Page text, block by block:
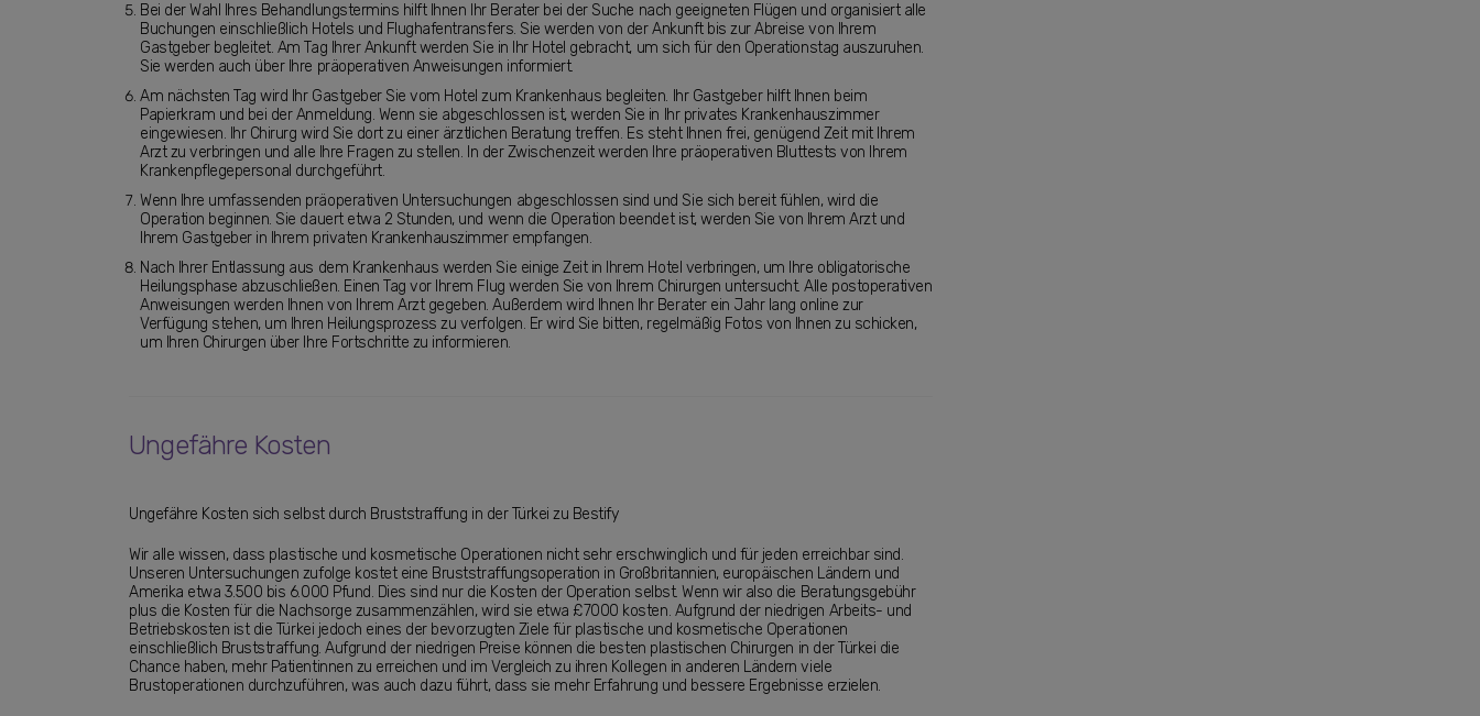
Bei der Wahl Ihres Behandlungstermins hilft Ihnen Ihr Berater bei der Suche nach geeigneten Flügen und organisiert alle
Buchungen einschließlich Hotels und Flughafentransfers. Sie werden von der Ankunft bis zur Abreise von Ihrem
Gastgeber begleitet. Am Tag Ihrer Ankunft werden Sie in Ihr Hotel gebracht, um sich für den Operationstag auszuruhen.
Sie werden auch über Ihre präoperativen Anweisungen informiert.
Am nächsten Tag wird Ihr Gastgeber Sie vom Hotel zum Krankenhaus begleiten. Ihr Gastgeber hilft Ihnen beim
Papierkram und bei der Anmeldung. Wenn sie abgeschlossen ist, werden Sie in Ihr privates Krankenhauszimmer
eingewiesen. Ihr Chirurg wird Sie dort zu einer ärztlichen Beratung treffen. Es steht Ihnen frei, genügend Zeit mit Ihrem
Arzt zu verbringen und alle Ihre Fragen zu stellen. In der Zwischenzeit werden Ihre präoperativen Bluttests von Ihrem
Krankenpflegepersonal durchgeführt.
Wenn Ihre umfassenden präoperativen Untersuchungen abgeschlossen sind und Sie sich bereit fühlen, wird die
Operation beginnen. Sie dauert etwa 2 Stunden, und wenn die Operation beendet ist, werden Sie von Ihrem Arzt und
Ihrem Gastgeber in Ihrem privaten Krankenhauszimmer empfangen.
Nach Ihrer Entlassung aus dem Krankenhaus werden Sie einige Zeit in Ihrem Hotel verbringen, um Ihre obligatorische
Heilungsphase abzuschließen. Einen Tag vor Ihrem Flug werden Sie von Ihrem Chirurgen untersucht. Alle postoperativen
Anweisungen werden Ihnen von Ihrem Arzt gegeben. Außerdem wird Ihnen Ihr Berater ein Jahr lang online zur
Verfügung stehen, um Ihren Heilungsprozess zu verfolgen. Er wird Sie bitten, regelmäßig Fotos von Ihnen zu schicken,
um Ihren Chirurgen über Ihre Fortschritte zu informieren.
Ungefähre Kosten
Ungefähre Kosten sich selbst durch Bruststraffung in der Türkei zu Bestify
Wir alle wissen, dass plastische und kosmetische Operationen nicht sehr erschwinglich und für jeden erreichbar sind.
Unseren Untersuchungen zufolge kostet eine Bruststraffungsoperation in Großbritannien, europäischen Ländern und
Amerika etwa 3.500 bis 6.000 Pfund. Dies sind nur die Kosten der Operation selbst. Wenn wir also die Beratungsgebühr
plus die Kosten für die Nachsorge zusammenzählen, wird sie etwa £7000 kosten. Aufgrund der niedrigen Arbeits- und
Betriebskosten ist die Türkei jedoch eines der bevorzugten Ziele für plastische und kosmetische Operationen
einschließlich Bruststraffung. Aufgrund der niedrigen Preise können die besten plastischen Chirurgen in der Türkei die
Chance haben, mehr Patientinnen zu erreichen und im Vergleich zu ihren Kollegen in anderen Ländern viele
Brustoperationen durchzuführen, was auch dazu führt, dass sie mehr Erfahrung und bessere Ergebnisse erzielen.